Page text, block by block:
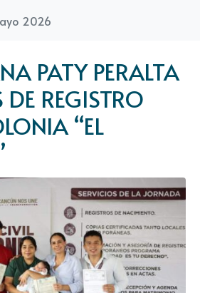
2026
PATY PERALTA
REGISTRO
“EL